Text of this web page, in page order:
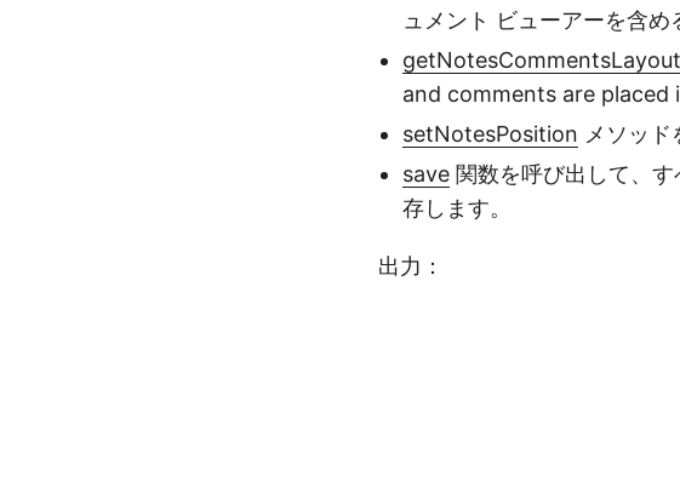
ュメント ビューアーを含め
and comments are
setNotesPosition メソッド
save 関数を呼び出して、
存します。
出力：